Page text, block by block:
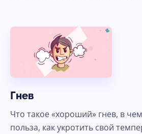
Гнев
Что такое «хороший» гнев, в
польза, как укротить свой